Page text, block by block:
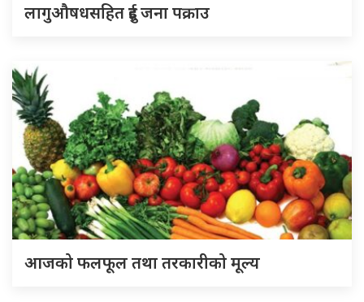
लागुऔषधसहित दुई जना पक्राउ
आजको फलफूल तथा तरकारीको मूल्य